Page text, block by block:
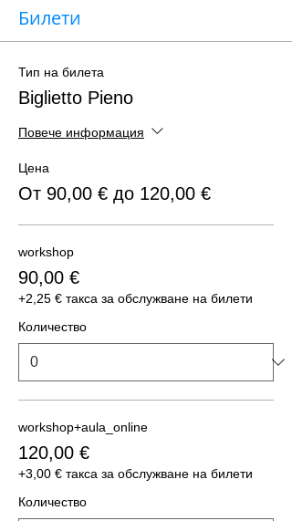
Билети
Тип на билета
Biglietto Pieno
Повече информация
Цена
От 90,00 € до 120,00 €
workshop
90,00 €
+2,25 € такса за обслужване на билети
Количество
workshop+aula_online
120,00 €
+3,00 € такса за обслужване на билети
Количество